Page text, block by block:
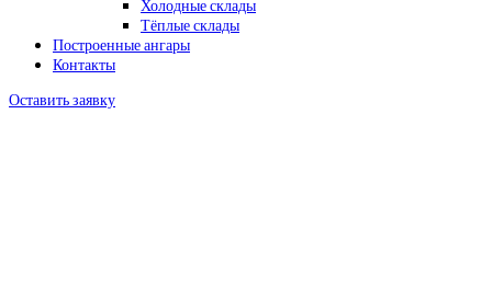
Холодные склады
Тёплые склады
Построенные ангары
Контакты
Оставить заявку